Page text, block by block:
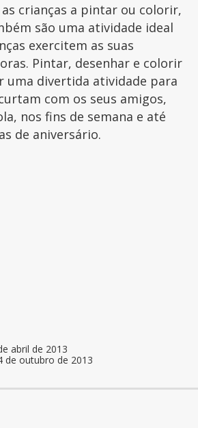
crianças a pintar ou colorir,
são uma atividade ideal
exercitem as suas
Pintar, desenhar e colorir
uma divertida atividade para
com os seus amigos,
nos fins de semana e até
de aniversário.
abril de 2013
de outubro de 2013